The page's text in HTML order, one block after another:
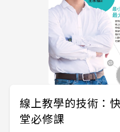
線上教學的技術：
堂必修課